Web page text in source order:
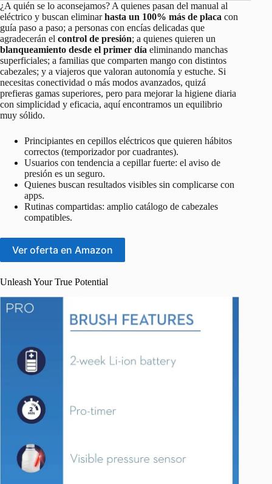
¿A quién se lo aconsejamos? A quienes pasan del manual al
eléctrico y buscan eliminarhasta un 100% más de placa con
guía paso a paso; a personas con encías delicadas que
agradecerán el control de presión; a quienes quieren un
blanqueamiento desde el primer día eliminando manchas
superficiales; a familias que comparten mango con distintos
cabezales; y a viajeros que valoran autonomía y estuche. Si
necesitas conectividad o más modos avanzados, quizá
prefieras gamas superiores, pero para mejorar la higiene diaria
con simplicidad y eficacia, aquí encontramos un equilibrio
muy sólido.
Principiantes en cepillos eléctricos que quieren hábitos
correctos (temporizador por cuadrantes).
Usuarios con tendencia a cepillar fuerte: el aviso de
presión es un seguro.
Quienes buscan resultados visibles sin complicarse con
apps.
Rutinas compartidas: amplio catálogo de cabezales
compatibles.
Ver oferta en Amazon
Unleash Your True Potential